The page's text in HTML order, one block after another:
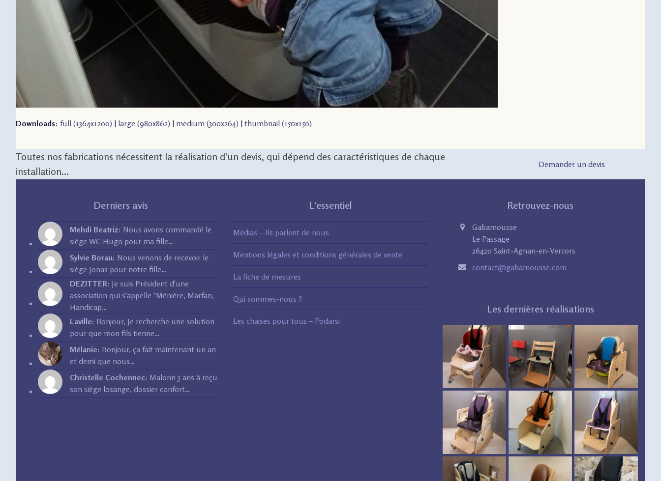
Downloads: full (1364x1200) | large (980x862) | medium (300x264) | thumbnail (150x150)
Toutes nos fabrications nécessitent la réalisation d'un devis, qui dépend des caractéristiques de chaque
installation...
Demander un devis
Derniers avis
Mehdi Beatriz: Nous avons commandé le
siège WC Hugo pour ma fille…
Sylvie Borau: Nous venons de recevoir le
siège Jonas pour notre fille…
DEZITTER: Je suis Président d'une
association qui s'appelle "Ménière, Marfan,
Handicap…
Laville: Bonjour, Je recherche une solution
pour que mon fils tienne…
Mélanie: Bonjour, ça fait maintenant un an
et demi que nous…
Christelle Cochennec: Malonn 3 ans à reçu
son siège losange, dossier confort…
L’essentiel
Médias – Ils parlent de nous
Mentions légales et conditions générales de vente
La fiche de mesures
Qui sommes-nous ?
Les chaises pour tous – Podarsi
Retrouvez-nous
Gabamousse
Le Passage
26420 Saint-Agnan-en-Vercors
contact@gabamousse.com
Les dernières réalisations